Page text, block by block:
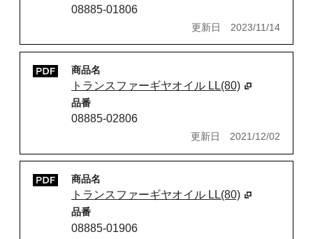
08885-01806
更新日 2023/11/14
商品名
トランスファーギヤオイル LL(80)
品番
08885-02806
更新日 2021/12/02
商品名
トランスファーギヤオイル LL(80)
品番
08885-01906